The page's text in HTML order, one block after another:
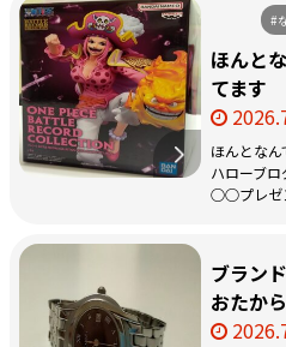
#
ほんと
てます
ほんとな
ハローブ
○○プレゼ
ブラン
おたか